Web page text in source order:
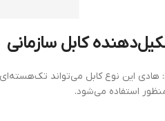
کابل سازمانی
هادی این نوع کابل می‌تواند تک‌هسته‌ای
استفاده می‌شود.